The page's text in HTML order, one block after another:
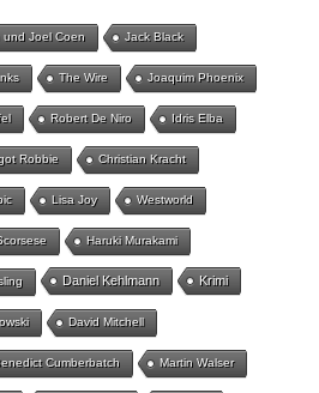
und Joel Coen Jack Black
The Wire Joaquim Phoenix
Robert De Niro Idris Elba
Robbie Christian Kracht
Lisa Joy Westworld
Haruki Murakami
Daniel Kehlmann Krimi
David Mitchell
Cumberbatch Martin Walser